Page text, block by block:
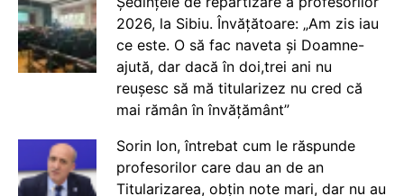
2026, la Sibiu. Învățătoare: „Am zis iau
ce este. O să fac naveta și Doamne-
ajută, dar dacă în doi,trei ani nu
reușesc să mă titularizez nu cred că
mai rămân în învățământ”
Sorin Ion, întrebat cum le răspunde
profesorilor care dau an de an
Titularizarea, obțin note mari, dar nu au